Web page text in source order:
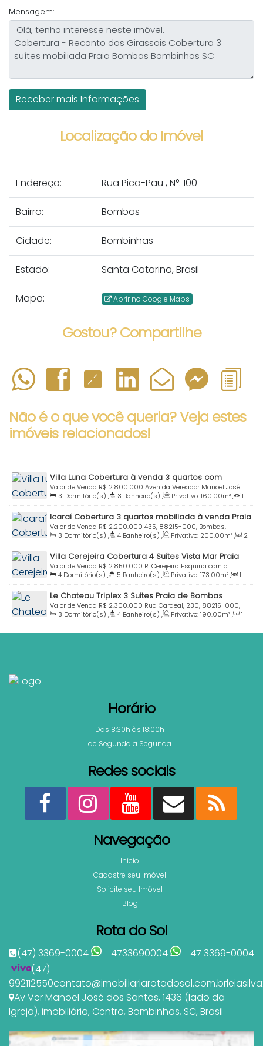
Mensagem:
Localização do Imóvel
Endereço: Rua Pica-Pau , N°: 100
Bairro: Bombas
Cidade: Bombinhas
Estado: Santa Catarina, Brasil
Mapa: Abrir no Google Maps
Gostou? Compartilhe
Não é o que você queria? Veja estes
imóveis relacionados!
Villa Luna Cobertura à venda 3 quartos com
piscina Praia Centro Bombinhas SC
R$ 2.800.000
Valor de Venda
Avenida Vereador Manoel José
dos Santos, 1241, 102C, 88215-000, Centro, Bombinhas, Santa
Catarina, Brasil
3 Dormitório(s) , 3 Banheiro(s) , Privativo:160.00m²,
1
Sala(s) , 2 Suíte(s), Total:250.00m² , 2 Vaga(s) ,
Útil:
160.00 m²
Icaraí Cobertura 3 quartos mobiliada à venda Praia
Bombas Bombinhas SC
R$ 2.200.000
Valor de Venda
435, 88215-000, Bombas,
Bombinhas, Santa Catarina, Brasil
3 Dormitório(s) , 4 Banheiro(s) , Privativo: 200.00m²,
2
Sala(s) , 2 Suíte(s), Total:220.00m² , 2 Vaga(s) ,
Útil:
200.00m²
Villa Cerejeira Cobertura 4 Suítes Vista Mar Praia
Canto Grande Bombinhas SC
R$ 2.850.000
Valor de Venda
R. Cerejeira Esquina com a
Cutieira, 133, 88215-000, Canto Grande, Bombinhas, Santa
Catarina, Brasil
4 Dormitório(s) , 5 Banheiro(s) , Privativo:173.00m²,
1
Sala(s) , 4Suíte(s) , Total: 193.00m², 2Vaga(s),
300m
Distância do Mar , Útil: 173.00m²
Le Chateau Triplex 3 Suítes Praia de Bombas
Bombinhas Sc
R$ 2.300.000
Valor de Venda
Rua Cardeal, 230, 88215-000,
Bombas, Bombinhas, Santa Catarina, Brasil
3 Dormitório(s) , 4 Banheiro(s) , Privativo:190.00m²,
1
190.00m²
Horário
Das 8:30h às 18:00h
de Segunda a Segunda
Redes sociais
Navegação
Início
Cadastre seu Imóvel
Solicite seu Imóvel
Blog
Rota do Sol
(47) 3369-0004 4733690004
47 3369-0004
(47)
992112550contato@imobiliariarotadosol.com.br
Av Ver Manoel José dos Santos, 1436 (lado da
Igreja), imobiliária, Centro, Bombinhas, SC, Brasil